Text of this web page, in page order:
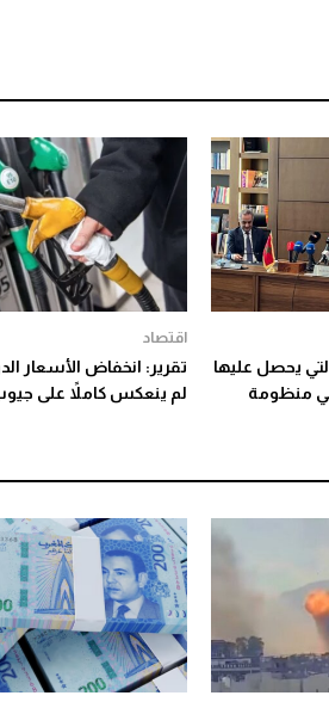
يحصل عليها
منظومة
اقتصاد
تقرير: انخفاض الأسعار
لم ينعكس كاملاً على